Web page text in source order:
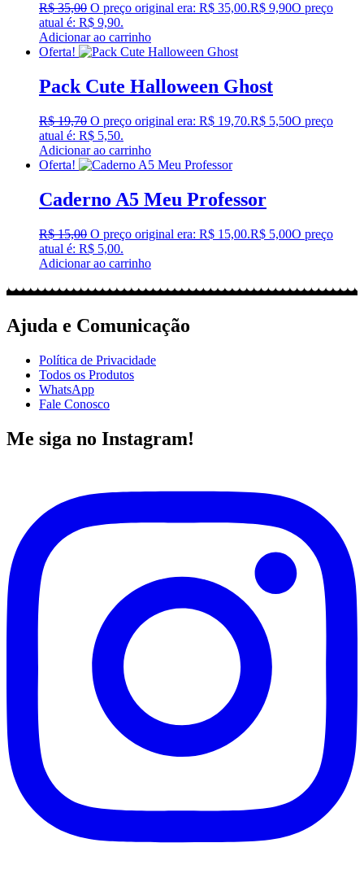
R$35,00 O preço original era: R$ 35,00.R$ 9,90O preço
atual é: R$ 9,90.
Adicionar ao carrinho
Oferta!
Pack Cute Halloween Ghost
R$19,70 O preço original era: R$ 19,70.R$ 5,50O preço
atual é: R$ 5,50.
Adicionar ao carrinho
Oferta!
Caderno A5 Meu Professor
R$15,00 O preço original era: R$ 15,00.R$ 5,00O preço
atual é: R$ 5,00.
Adicionar ao carrinho
Ajuda e Comunicação
Política de Privacidade
Todos os Produtos
WhatsApp
Fale Conosco
Me siga no Instagram!